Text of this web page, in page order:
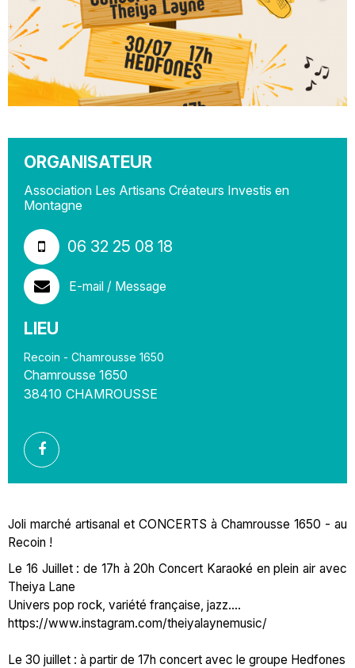
ORGANISATEUR
Association Les Artisans Créateurs Investis en
Montagne
06 32 25 08 18
E-mail / Message
LIEU
Recoin - Chamrousse 1650
Chamrousse 1650
38410 CHAMROUSSE
Joli marché artisanal et CONCERTS à Chamrousse 1650 - au
Recoin !
Le 16 Juillet : de 17h à 20h Concert Karaoké en plein air avec
Theiya Lane
Univers pop rock, variété française, jazz....
https://www.instagram.com/theiyalaynemusic/
Le 30 juillet : à partir de 17h concert avec le groupe Hedfones